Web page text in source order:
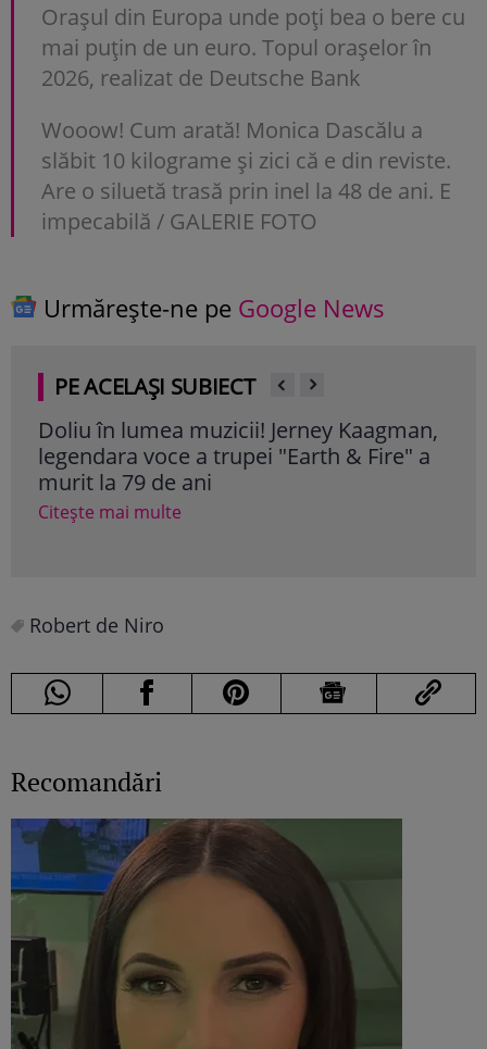
Orașul din Europa unde poți bea o bere cu
mai puțin de un euro. Topul orașelor în
2026, realizat de Deutsche Bank
Wooow! Cum arată! Monica Dascălu a
slăbit 10 kilograme și zici că e din reviste.
Are o siluetă trasă prin inel la 48 de ani. E
impecabilă / GALERIE FOTO
Urmărește-ne pe Google News
PE ACELAȘI SUBIECT
Doliu în lumea muzicii! Jerney Kaagman,
legendara voce a trupei "Earth & Fire" a
murit la 79 de ani
Citește mai multe
Robert de Niro
Recomandări